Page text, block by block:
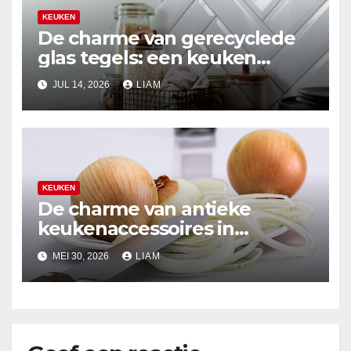
KEUKEN
De charme van gerecyclede
glas tegels: een keuken
make-over
JUL 14, 2026 LIAM
KEUKEN
De charme van antieke
keukenaccessoires in
moderne opstellingen
MEI 30, 2026 LIAM